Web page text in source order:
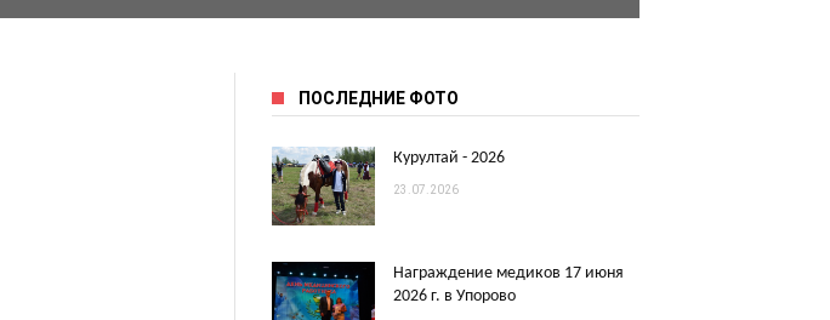
ПОСЛЕДНИЕ ФОТО
Курултай - 2026
23.07.2026
Награждение медиков 17 июня
2026 г. в Упорово